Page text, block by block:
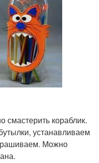
смастерить кораблик.
устанавливаем
Можно